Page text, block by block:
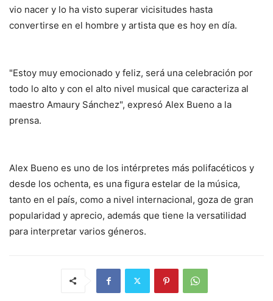
vio nacer y lo ha visto superar vicisitudes hasta
convertirse en el hombre y artista que es hoy en día.
"Estoy muy emocionado y feliz, será una celebración por
todo lo alto y con el alto nivel musical que caracteriza al
maestro Amaury Sánchez", expresó Alex Bueno a la
prensa.
Alex Bueno es uno de los intérpretes más polifacéticos y
desde los ochenta, es una figura estelar de la música,
tanto en el país, como a nivel internacional, goza de gran
popularidad y aprecio, además que tiene la versatilidad
para interpretar varios géneros.